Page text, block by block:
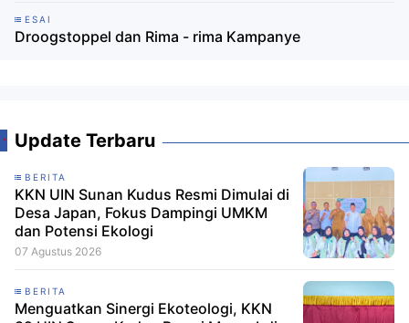
ESAI
Droogstoppel dan Rima - rima Kampanye
Update Terbaru
BERITA
KKN UIN Sunan Kudus Resmi Dimulai di
Desa Japan, Fokus Dampingi UMKM
dan Potensi Ekologi
07 Agustus 2026
BERITA
Menguatkan Sinergi Ekoteologi, KKN